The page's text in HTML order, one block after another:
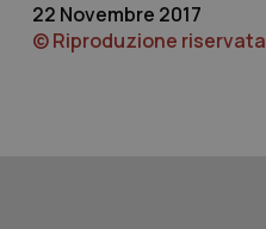
22 Novembre 2017
© Riproduzione riservata